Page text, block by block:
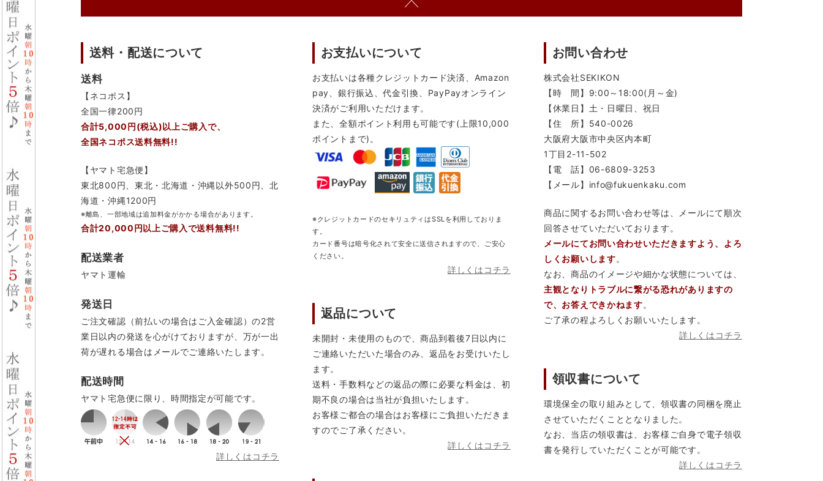
送料・配送について
送料
【ネコポス】
全国一律200円
合計5,000円(税込)以上ご購入で、
全国ネコポス送料無料!!
【ヤマト宅急便】
東北800円、東北・北海道・沖縄以外500円、北
海道・沖縄1200円
※離島、一部地域は追加料金がかかる場合があります。
合計20,000円以上ご購入で送料無料!!
配送業者
ヤマト運輸
発送日
ご注文確認（前払いの場合はご入金確認）の2営
業日以内の発送を心がけておりますが、万が一出
荷が遅れる場合はメールでご連絡いたします。
配送時間
ヤマト宅急便に限り、時間指定が可能です。
詳しくはコチラ
お支払いについて
お支払いは各種クレジットカード決済、Amazon
pay、銀行振込、代金引換、PayPayオンライン
決済がご利用いただけます。
また、全額ポイント利用も可能です(上限10,000
ポイントまで)。
※クレジットカードのセキリュティはSSLを利用しておりま
す。
カード番号は暗号化されて安全に送信されますので、ご安心
ください。
詳しくはコチラ
返品について
未開封・未使用のもので、商品到着後7日以内に
ご連絡いただいた場合のみ、返品をお受けいたし
ます。
送料・手数料などの返品の際に必要な料金は、初
期不良の場合は当社が負担いたします。
お客様ご都合の場合はお客様にご負担いただきま
すのでご了承ください。
詳しくはコチラ
お問い合わせ
株式会社SEKIKON
【時 間】9:00～18:00(月～金)
【休業日】土・日曜日、祝日
【住 所】540-0026
大阪府大阪市中央区内本町
1丁目2-11-502
【電 話】06-6809-3253
【メール】info@fukuenkaku.com
商品に関するお問い合わせ等は、メールにて順次
回答させていただいております。
メールにてお問い合わせいただきますよう、よろ
しくお願いします。
なお、商品のイメージや細かな状態については、
主観となりトラブルに繋がる恐れがありますの
で、お答えできかねます。
ご了承の程よろしくお願いいたします。
詳しくはコチラ
領収書について
環境保全の取り組みとして、領収書の同梱を廃止
させていただくこととなりました。
なお、当店の領収書は、お客様ご自身で電子領収
書を発行していただくことが可能です。
詳しくはコチラ